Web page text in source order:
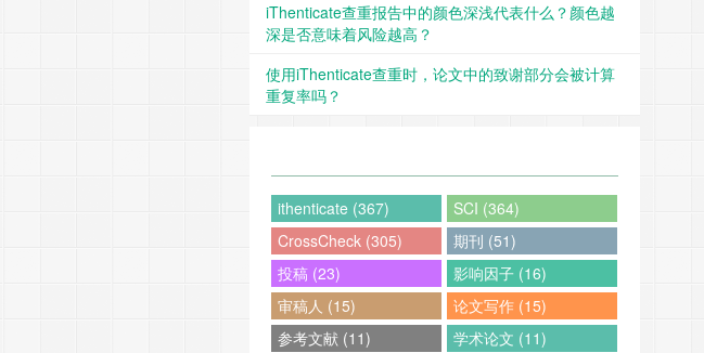
iThenticate查重报告中的颜色深浅代表什么？颜色越
深是否意味着风险越高？
使用iThenticate查重时，论文中的致谢部分会被计算
重复率吗？
ithenticate (367)
SCI (364)
CrossCheck (305)
期刊 (51)
投稿 (23)
影响因子 (16)
审稿人 (15)
论文写作 (15)
参考文献 (11)
学术论文 (11)